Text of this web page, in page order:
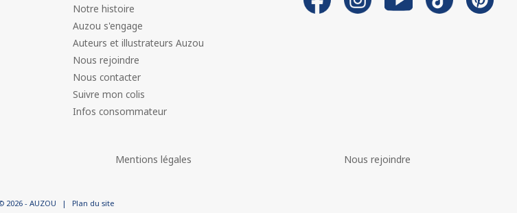
Notre histoire
Auzou s'engage
Auteurs et illustrateurs Auzou
Nous rejoindre
Nous contacter
Suivre mon colis
Infos consommateur
Mentions légales Nous rejoindre
2026 - AUZOU | Plan du site